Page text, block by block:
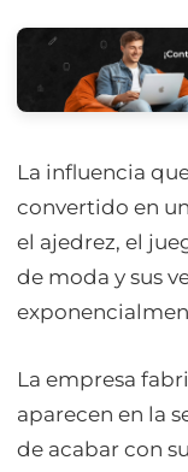
La influencia
convertido en
el ajedrez, el
de moda y sus
La empresa
aparecen en la
de acabar con su